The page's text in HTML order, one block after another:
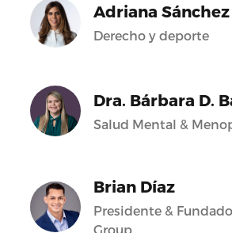
videos/
Adriana Sánchez
Derecho y deporte
Dra. Bárbara D.
Salud Mental &
Brian Díaz
Presidente &
Group